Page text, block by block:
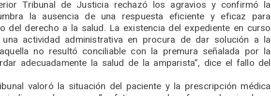
Tribunal de Justicia rechazó los agravios y confirmó la
la ausencia de una respuesta eficiente y eficaz para
del derecho a la salud. La existencia del expediente en curso
actividad administrativa en procura de dar solución a la
no resultó conciliable con la premura señalada por la
adecuadamente la salud de la amparista”, dice el fallo del
valoró la situación del paciente y la prescripción médica